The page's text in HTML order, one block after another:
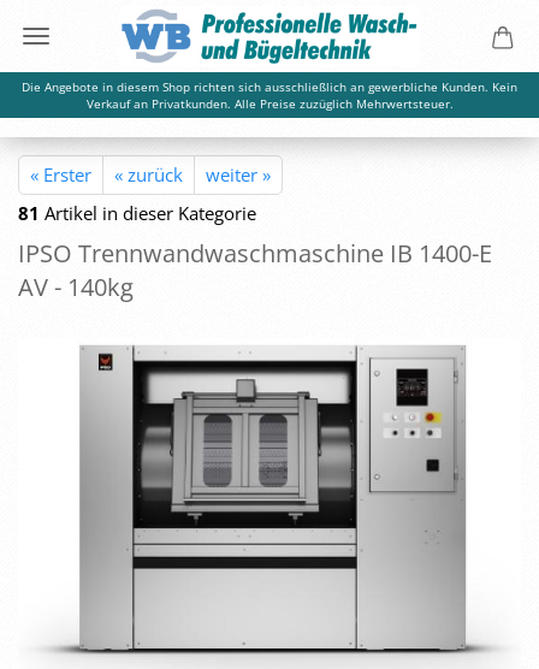
Die Angebote in diesem Shop richten sich ausschließlich an gewerbliche Kunden. Kein
Verkauf an Privatkunden. Alle Preise zuzüglich Mehrwertsteuer.
« Erster « zurück
weiter »
81 Artikel in dieser Kategorie
IPSO Trenn­wand­wasch­ma­schi­ne IB 1400-​E
AV - 140kg